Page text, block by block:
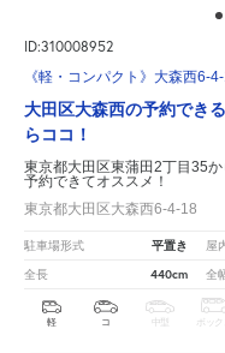
ID:310008952
《軽・コンパクト》大森西6-
大田区大森西の予約でき
らココ！
東京都大田区東蒲田2丁目35か
予約できてオススメ！
東京都大田区大森西6-4-18
駐車場形式 平置き 屋
全長 440cm 全
軽 コ 中型 ボック